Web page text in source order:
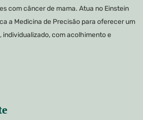
com câncer de mama. Atua no Einstein
a Medicina de Precisão para oferecer um
individualizado, com acolhimento e